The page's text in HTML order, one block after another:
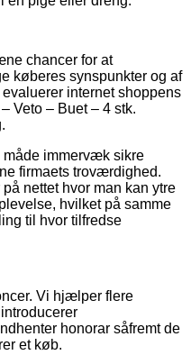
chancer for at
køberes synspunkter og af
internet shoppens
Veto – Buet – 4 stk.
immervæk sikre
firmaets troværdighed.
nettet hvor man kan ytre
hvilket på samme
til hvor tilfredse
Vi hjælper flere
honorar såfremt de
et køb.